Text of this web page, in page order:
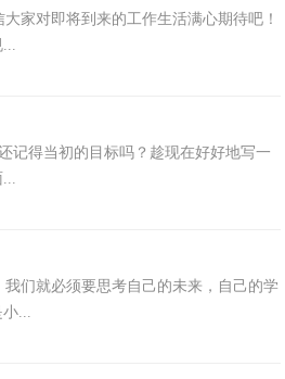
家对即将到来的工作生活满心期待吧！
...
得当初的目标吗？趁现在好好地写一
...
们就必须要思考自己的未来，自己的学
...